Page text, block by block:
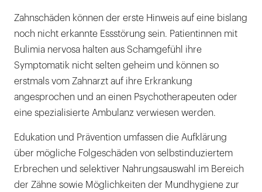
Zahnschäden können der erste Hinweis auf eine bislang
noch nicht erkannte Essstörung sein. Patientinnen mit
Bulimia nervosa halten aus Schamgefühl ihre
Symptomatik nicht selten geheim und können so
erstmals vom Zahnarzt auf ihre Erkrankung
angesprochen und an einen Psychotherapeuten oder
eine spezialisierte Ambulanz verwiesen werden.
Edukation und Prävention umfassen die Aufklärung
über mögliche Folgeschäden von selbstinduziertem
Erbrechen und selektiver Nahrungsauswahl im Bereich
der Zähne sowie Möglichkeiten der Mundhygiene zur